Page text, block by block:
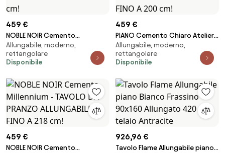
459 €
NOBLE NOIR Cemento
Millennium/Bianco Opaco -
TAVOLO DA PRANZO ALLUNGABILE
FINO A 218 cm!
Allungabile, moderno,
rettangolare
Disponibile
459 €
PIANO Cemento Chiaro Atelier /
inserti Bianchi - MODERNO
TAVOLO DA PRANZO ESTENDIBILE
FINO A 200 cm!
Allungabile, moderno,
rettangolare
Disponibile
459 €
NOBLE NOIR Cemento
926,96 €
Tavolo Flame Allungabile piano